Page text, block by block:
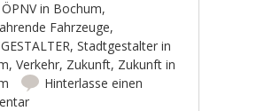
ÖPNV in Bochum,
Fahrzeuge,
,Stadtgestalter in
,Verkehr, Zukunft, Zukunft in
Hinterlasse einen